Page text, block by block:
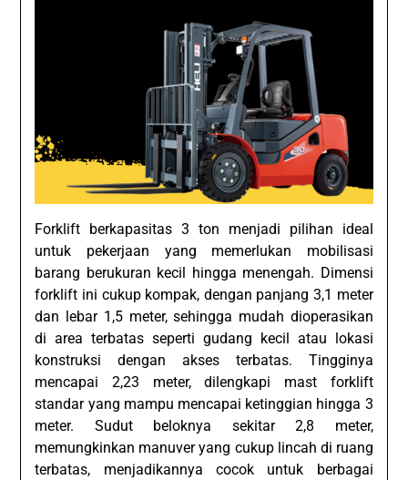
Forklift berkapasitas 3 ton menjadi pilihan ideal
untuk pekerjaan yang memerlukan mobilisasi
barang berukuran kecil hingga menengah. Dimensi
forklift ini cukup kompak, dengan panjang 3,1 meter
dan lebar 1,5 meter, sehingga mudah dioperasikan
di area terbatas seperti gudang kecil atau lokasi
konstruksi dengan akses terbatas. Tingginya
mencapai 2,23 meter, dilengkapi mast forklift
standar yang mampu mencapai ketinggian hingga 3
meter. Sudut beloknya sekitar 2,8 meter,
memungkinkan manuver yang cukup lincah di ruang
terbatas, menjadikannya cocok untuk berbagai